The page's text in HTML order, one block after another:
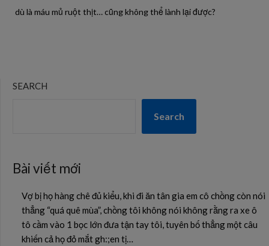
dù là máu mủ ruột thịt… cũng không thể lành lại được?
SEARCH
Search
Bài viết mới
Vợ bị họ hàng chê đủ kiểu, khi đi ăn tân gia em cô chồng còn nói
thẳng “quá quê mùa”, chồng tôi không nói không rằng ra xe ô
tô cầm vào 1 bọc lớn đưa tận tay tôi, tuyên bố thẳng một câu
khiến cả họ đỏ mắt gh:;en tị…